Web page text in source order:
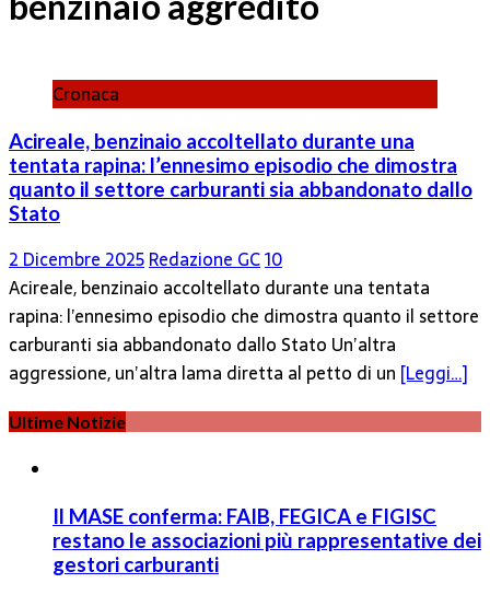
Cronaca
Acireale, benzinaio accoltellato durante una
tentata rapina: l’ennesimo episodio che dimostra
quanto il settore carburanti sia abbandonato dallo
Stato
2 Dicembre 2025Redazione GC10
Acireale, benzinaio accoltellato durante una tentata
rapina: l’ennesimo episodio che dimostra quanto il settore
carburanti sia abbandonato dallo Stato Un’altra
aggressione, un’altra lama diretta al petto di un [Leggi…]
Ultime Notizie
Il MASE conferma: FAIB, FEGICA e FIGISC
restano le associazioni più rappresentative dei
gestori carburanti